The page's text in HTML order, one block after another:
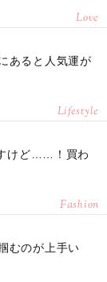
Love
あると人気運が
Lifestyle
けど……！買わ
Fashion
むのが上手い